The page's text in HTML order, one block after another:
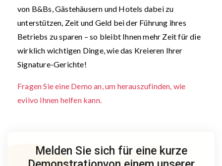
von B&Bs, Gästehäusern und Hotels dabei zu
unterstützen, Zeit und Geld bei der Führung ihres
Betriebs zu sparen – so bleibt Ihnen mehr Zeit für die
wirklich wichtigen Dinge, wie das Kreieren Ihrer
Signature-Gerichte!
Fragen Sie eine Demo an, um herauszufinden, wie
eviivo Ihnen helfen kann.
Melden Sie sich für eine kurze